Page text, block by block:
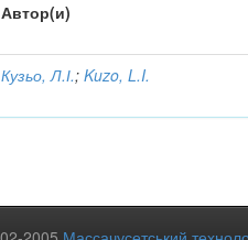
Автор(и)
Кузьо, Л.І.;Kuzo, L.I.